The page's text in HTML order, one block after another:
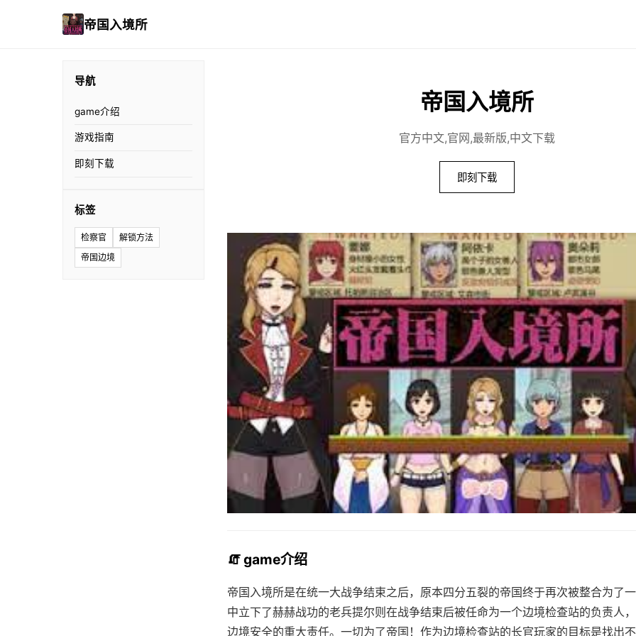
帝国入境所
导航
game介绍
游戏指南
即刻下载
标签
检察官
解锁方法
帝国边境
帝国入境所
官方中文,官网,最新版,中文下载
即刻下载
🧯 game介绍
帝国入境所是在统一大战争结束之后，原本四分五裂的帝国终于再次被整合为了
中立下了赫赫战功的老兵提尔则在战争结束后被任命为一个边境检查站的负责人
边境安全的重大责任。一切为了帝国！作为边境检查站的长官玩家的目标是找出